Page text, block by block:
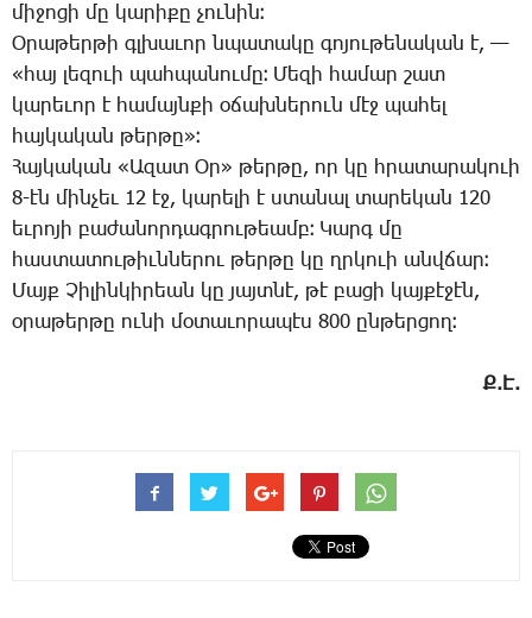
մի­ջո­ցի մը կա­րի­քը չու­նին։
Օ­րա­թեր­թի գլխա­ւոր նպա­տա­կը գո­յու­թե­նա­կան է, —
«հայ լե­զո­ւի պահ­պա­նու­մը։ Մե­զի հա­մար շատ
կա­րե­ւոր է հա­մայն­քի օ­ճախ­նե­րուն մէջ պա­հել
հայ­կա­կան թեր­թը»։
Հայ­կա­կան «Ա­զատ Օր» թեր­թը, որ կը հրա­տա­րա­կո­ւի
8-էն մին­չեւ 12 էջ, կա­րե­լի է ստա­նալ տա­րե­կան 120
եւ­րո­յի բա­ժա­նոր­դագ­րու­թեամբ։ Կարգ մը
հաս­տա­տու­թիւն­նե­րու թեր­թը կը ղրկո­ւի անվ­ճար։
Մայք Չի­լին­կի­րեան կը յայտ­նէ, թէ բա­ցի կայ­քէ­ջէն,
օ­րա­թեր­թը ու­նի մօ­տա­ւո­րա­պէս 800 ըն­թեր­ցող։
Ք.Է.